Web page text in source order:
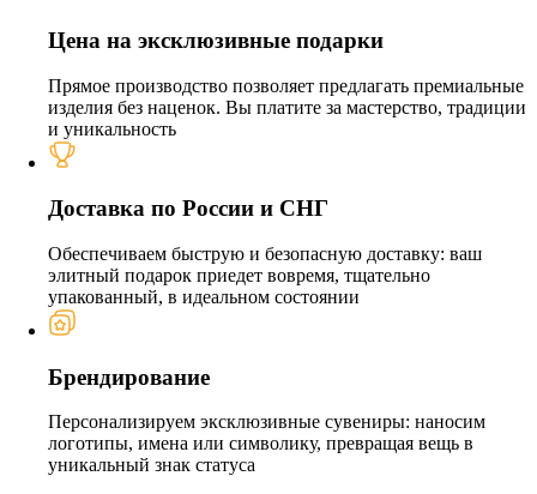
Цена на эксклюзивные подарки
Прямое производство позволяет предлагать премиальные
изделия без наценок. Вы платите за мастерство, традиции
и уникальность
Доставка по России и СНГ
Обеспечиваем быструю и безопасную доставку: ваш
элитный подарок приедет вовремя, тщательно
упакованный, в идеальном состоянии
Брендирование
Персонализируем эксклюзивные сувениры: наносим
логотипы, имена или символику, превращая вещь в
уникальный знак статуса